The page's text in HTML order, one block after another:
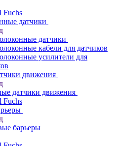
Fuchs
датчики
датчики
кабели для датчиков
усилители для
движения
датчики движения
Fuchs
барьеры